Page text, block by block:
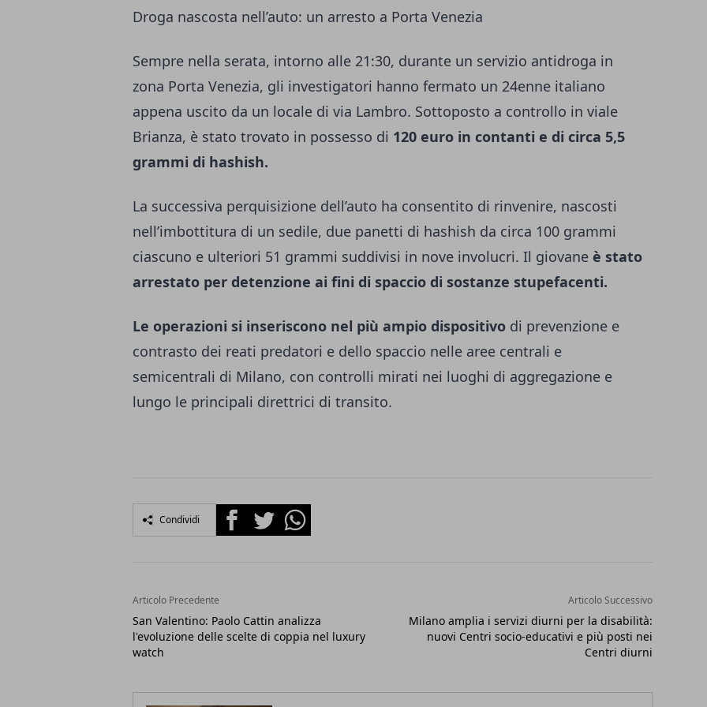
Droga nascosta nell’auto: un arresto a Porta Venezia
Sempre nella serata, intorno alle 21:30, durante un servizio antidroga in
zona Porta Venezia, gli investigatori hanno fermato un 24enne italiano
appena uscito da un locale di via Lambro. Sottoposto a controllo in viale
Brianza, è stato trovato in possesso di 120 euro in contanti e di circa 5,5
grammi di hashish.
La successiva perquisizione dell’auto ha consentito di rinvenire, nascosti
nell’imbottitura di un sedile, due panetti di hashish da circa 100 grammi
ciascuno e ulteriori 51 grammi suddivisi in nove involucri. Il giovane è stato
arrestato per detenzione ai fini di spaccio di sostanze stupefacenti.
Le operazioni si inseriscono nel più ampio dispositivo di prevenzione e
contrasto dei reati predatori e dello spaccio nelle aree centrali e
semicentrali di Milano, con controlli mirati nei luoghi di aggregazione e
lungo le principali direttrici di transito.
Condividi FacebookTwitterWhatsapp
Articolo Precedente
San Valentino: Paolo Cattin analizza
l'evoluzione delle scelte di coppia nel luxury
watch
Articolo Successivo
Milano amplia i servizi diurni per la disabilità:
nuovi Centri socio-educativi e più posti nei
Centri diurni